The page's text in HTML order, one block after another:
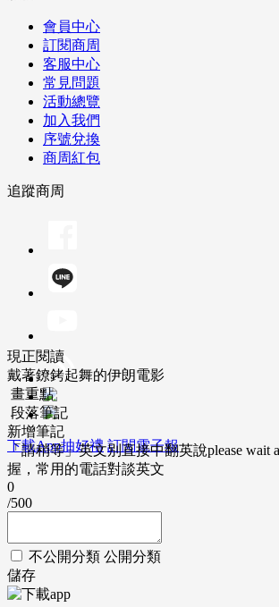
會員中心
訂閱商周
客服中心
常見問題
活動總覽
加入我們
序號兌換
商周紅包
追蹤商周
下載App抽好禮 訂閱電子報
現正閱讀
戴著鐐銬起舞的伊朗電影
畫重點
段落筆記
新增筆記
「請稍等」英文別直接中翻英說please wait
握，常用的電話對談英文
0
/500
不公開分類 公開分類
儲存